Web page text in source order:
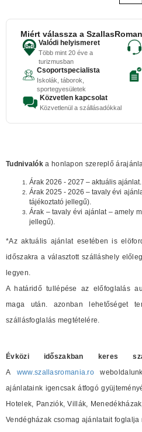
Miért válassza a
Valódi helyismeret
Több mint 20 éve a
turizmusban
Csoportspecialista
Iskolák, táborok,
sportegyesületek
Közvetlen kapcsolat
Közvetlenül a szállásadókkal
Tudnivalók a honlapon szereplő
Árak 2026 - 2027 – aktuális ajánlat.
Árak 2025 - 2026 – tavaly évi
tájékoztató jellegű).
Árak – tavaly évi ajánlat – amely
jellegű).
*Az aktuális ajánlat esetében is
időszakra a választott szálláshely
legyen.
A határidő tullépése az előfoglalás
maga után. azonban lehetőséget
szállásfoglalás megtételére.
Évközi időszakban keres
A www.szallasromania.ro
ajánlataink igencsak átfogó
Hotelek, Panziók, Villák,
Vendégházak csomag ajánlatait foglalja